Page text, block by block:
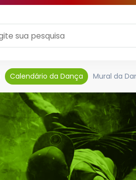
Calendário da Dança Mural da